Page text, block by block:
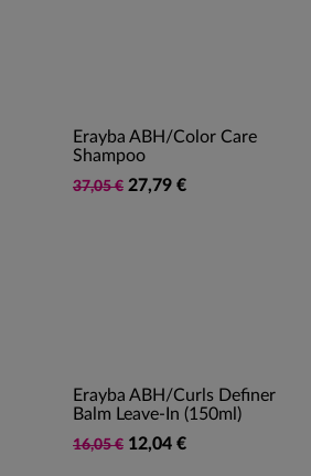
Erayba ABH/Color Care
Shampoo
37,05 € 27,79 €
Erayba ABH/Curls Definer
Balm Leave-In (150ml)
16,05 € 12,04 €